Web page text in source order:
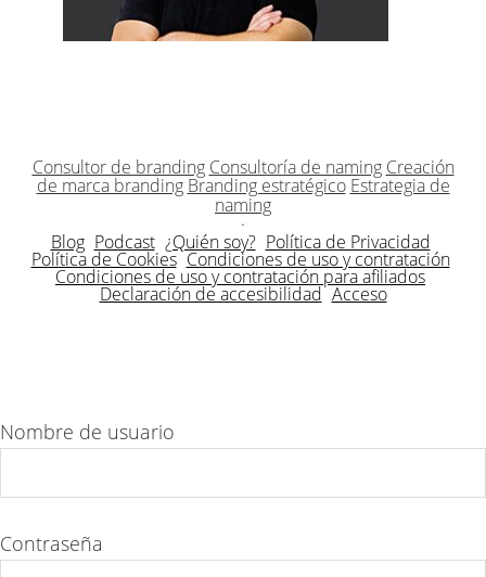
Consultor de branding Consultoría de naming Creación
de marca branding Branding estratégico Estrategia de
naming
·
Blog Podcast ¿Quién soy? Política de Privacidad
Política de Cookies Condiciones de uso y contratación
Condiciones de uso y contratación para afiliados
Declaración de accesibilidad Acceso
Nombre de usuario
Contraseña